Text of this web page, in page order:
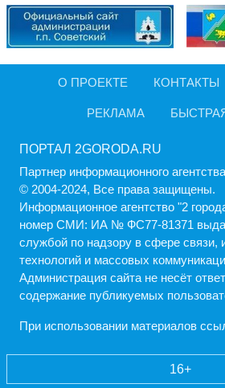
О ПРОЕКТЕ КОНТАКТЫ
РЕКЛАМА
ПОРТАЛ 2GORODA.RU
Партнер информационного
© 2004-2024, Все права защищены.
Информационное агентство "2
номер СМИ: ИА № ФС77-81371
службой по надзору в сфере
технологий и массовых
Администрация cайта не несёт
содержание публикуемых
При использовании материалов
16+